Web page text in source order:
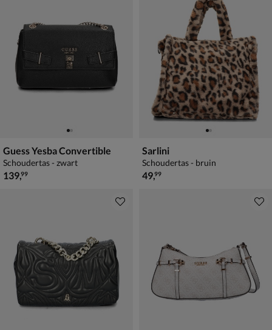
Guess Yesba Convertible
Schoudertas - zwart
€ 139,99
139,99
Sarlini
Schoudertas - bruin
€ 49,99
49,99